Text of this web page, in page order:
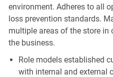
environment. Adheres to all
loss prevention standards.
multiple areas of the store in
the business.
Role models established
with internal and external